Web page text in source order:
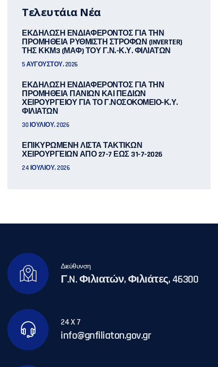
Τελευτάια Νέα
ΕΚΔΗΛΩΣΗ ΕΝΔΙΑΦΕΡΟΝΤΟΣ ΓΙΑ ΤΗΝ
ΠΡΟΜΗΘΕΙΑ ΡΥΘΜΙΣΤΗ ΣΤΡΟΦΩΝ (INVERTER)
ΤΗΣ ΚΚΜ3 (ΜΑΦ) ΤΟΥ Γ.Ν.-Κ.Υ. ΦΙΛΙΑΤΩΝ
5 ΑΥΓΟΎΣΤΟΥ, 2026
ΕΚΔΗΛΩΣΗ ΕΝΔΙΑΦΕΡΟΝΤΟΣ ΓΙΑ ΤΗΝ
ΠΡΟΜΗΘΕΙΑ ΠΑΝΙΩΝ ΚΑΙ ΠΕΔΙΩΝ
ΧΕΙΡΟΥΡΓΕΙΟΥ ΓΙΑ ΤΟ Γ.ΝΟΣΟΚΟΜΕΙΟ-Κ.Υ.
ΦΙΛΙΑΤΩΝ
30 ΙΟΥΛΊΟΥ, 2026
ΕΠΙΚΥΡΩΜΕΝΗ ΛΙΣΤΑ ΤΑΚΤΙΚΩΝ
ΧΕΙΡΟΥΡΓΕΙΩΝ ΑΠΟ 27-7 ΕΩΣ 31-7-2026
24 ΙΟΥΛΊΟΥ, 2026
Διεύθυνση
Γ.N. Φιλιατών, Φιλιάτες, 46300
24 X 7
info@gnfiliaton.gov.gr